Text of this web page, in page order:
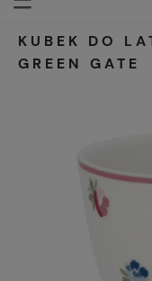
KUBEK DO
GREEN GATE